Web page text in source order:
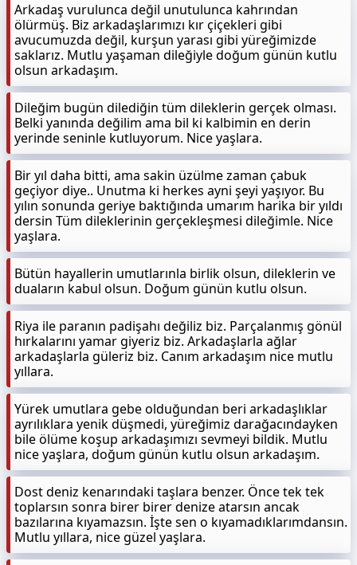
Arkadaş vurulunca değil unutulunca kahrından
ölürmüş. Biz arkadaşlarımızı kır çiçekleri gibi
avucumuzda değil, kurşun yarası gibi yüreğimizde
saklarız. Mutlu yaşaman dileğiyle doğum günün kutlu
olsun arkadaşım.
Dileğim bugün dilediğin tüm dileklerin gerçek olması.
Belki yanında değilim ama bil ki kalbimin en derin
yerinde seninle kutluyorum. Nice yaşlara.
Bir yıl daha bitti, ama sakin üzülme zaman çabuk
geçiyor diye.. Unutma ki herkes ayni şeyi yaşıyor. Bu
yılın sonunda geriye baktığında umarım harika bir yıldı
dersin Tüm dileklerinin gerçekleşmesi dileğimle. Nice
yaşlara.
Bütün hayallerin umutlarınla birlik olsun, dileklerin ve
duaların kabul olsun. Doğum günün kutlu olsun.
Riya ile paranın padişahı değiliz biz. Parçalanmış gönül
hırkalarını yamar giyeriz biz. Arkadaşlarla ağlar
arkadaşlarla güleriz biz. Canım arkadaşım nice mutlu
yıllara.
Yürek umutlara gebe olduğundan beri arkadaşlıklar
ayrılıklara yenik düşmedi, yüreğimiz darağacındayken
bile ölüme koşup arkadaşımızı sevmeyi bildik. Mutlu
nice yaşlara, doğum günün kutlu olsun arkadaşım.
Dost deniz kenarındaki taşlara benzer. Önce tek tek
toplarsın sonra birer birer denize atarsın ancak
bazılarına kıyamazsın. İşte sen o kıyamadıklarımdansın.
Mutlu yıllara, nice güzel yaşlara.